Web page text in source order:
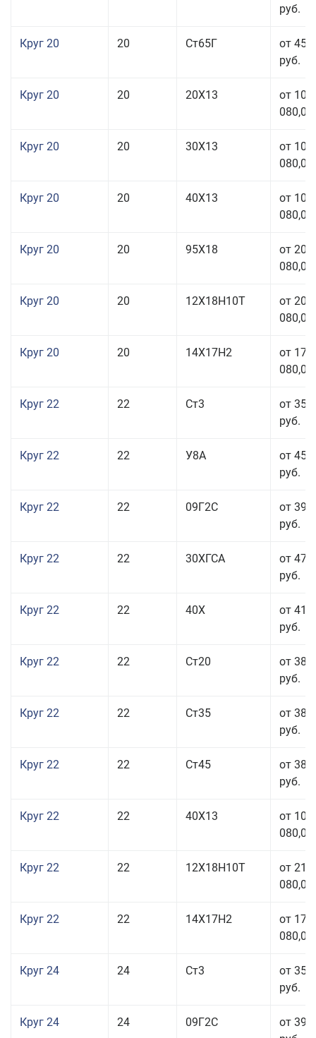
руб.
Круг 20 20 Ст65Г
от 45
руб.
Круг 20 20 20Х13
от 103
080,00
Круг 20 20 30Х13
от 103
080,00
Круг 20 20 40Х13
от 103
080,00
Круг 20 20 95Х18
от 208
080,00
Круг 20 20 12Х18Н10Т
от 209
080,00
Круг 20 20 14Х17Н2
от 175
080,00
Круг 22 22 Ст3
от 35
руб.
Круг 22 22 У8А
от 45
руб.
Круг 22 22 09Г2С
от 39
руб.
Круг 22 22 30ХГСА
от 47
руб.
Круг 22 22 40Х
от 41
руб.
Круг 22 22 Ст20
от 38
руб.
Круг 22 22 Ст35
от 38
руб.
Круг 22 22 Ст45
от 38
руб.
Круг 22 22 40Х13
от 103
080,00
Круг 22 22 12Х18Н10Т
от 210
080,00
Круг 22 22 14Х17Н2
от 175
080,00
Круг 24 24 Ст3
от 35
руб.
Круг 24 24 09Г2С
от 39